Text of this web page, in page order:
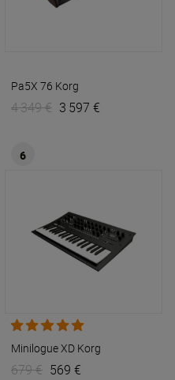
Pa5X 76 Korg
4 349 € 3 597 €
6
Minilogue XD Korg
679 € 569 €